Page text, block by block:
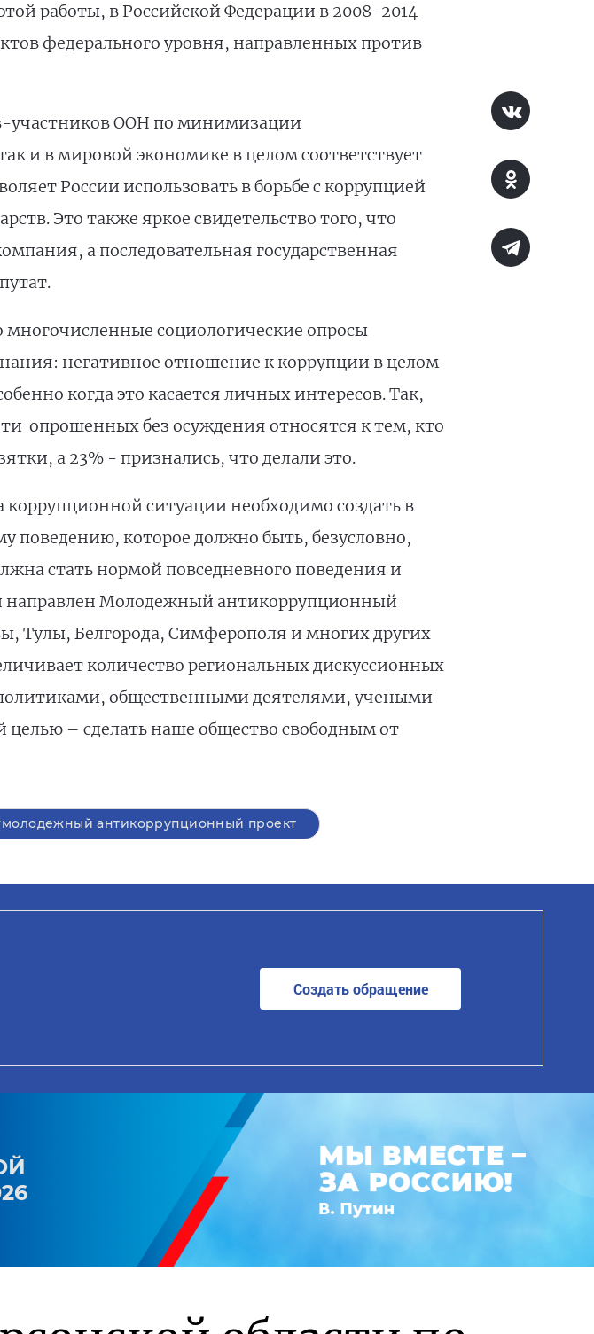
работы, в Российской Федерации в 2008-2014
федерального уровня, направленных против
участников ООН по минимизации
и в мировой экономике в целом соответствует
России использовать в борьбе с коррупцией
Это также яркое свидетельство того, что
а последовательная государственная
социологические опросы
негативное отношение к коррупции в целом
когда это касается личных интересов. Так,
опрошенных без осуждения относятся к тем, кто
а 23% - признались, что делали это.
ситуации необходимо создать в
поведению, которое должно быть, безусловно,
стать нормой повседневного поведения и
направлен Молодежный антикоррупционный
Тулы, Белгорода, Симферополя и многих других
количество региональных дискуссионных
общественными деятелями, учеными
– сделать наше общество свободным от
антикоррупционный проект
Создать обращение